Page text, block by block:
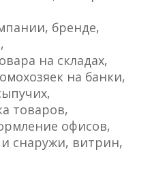
бренде,
на складах,
на банки,
товаров,
офисов,
снаружи, витрин,